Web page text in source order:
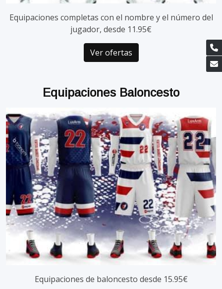
Equipaciones completas con el nombre y el número del
jugador, desde 11.95€
Ver ofertas
Equipaciones Baloncesto
Equipaciones de baloncesto desde 15.95€